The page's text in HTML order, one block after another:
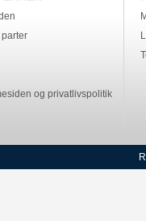
og privatlivspolitik